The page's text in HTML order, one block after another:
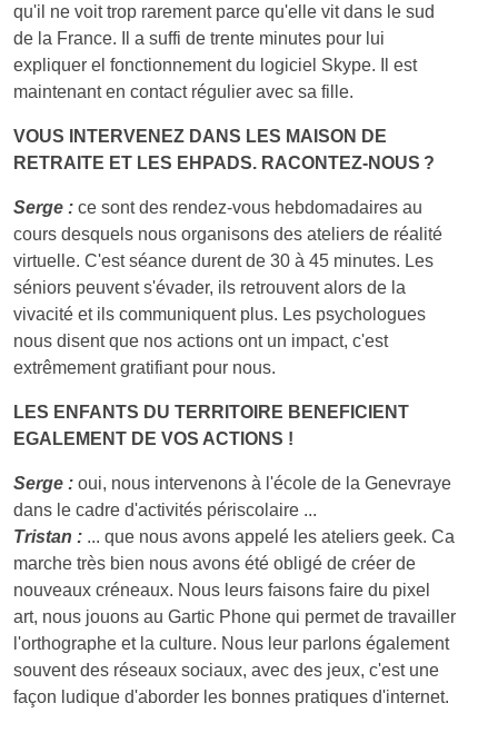
qu'il ne voit trop rarement parce qu'elle vit dans le sud
de la France. Il a suffi de trente minutes pour lui
expliquer el fonctionnement du logiciel Skype. Il est
maintenant en contact régulier avec sa fille.
VOUS INTERVENEZ DANS LES MAISON DE
RETRAITE ET LES EHPADS. RACONTEZ-NOUS ?
Serge : ce sont des rendez-vous hebdomadaires au
cours desquels nous organisons des ateliers de réalité
virtuelle. C'est séance durent de 30 à 45 minutes. Les
séniors peuvent s'évader, ils retrouvent alors de la
vivacité et ils communiquent plus. Les psychologues
nous disent que nos actions ont un impact, c'est
extrêmement gratifiant pour nous.
LES ENFANTS DU TERRITOIRE BENEFICIENT
EGALEMENT DE VOS ACTIONS !
Serge : oui, nous intervenons à l'école de la Genevraye
dans le cadre d'activités périscolaire ...
Tristan : ... que nous avons appelé les ateliers geek. Ca
marche très bien nous avons été obligé de créer de
nouveaux créneaux. Nous leurs faisons faire du pixel
art, nous jouons au Gartic Phone qui permet de travailler
l'orthographe et la culture. Nous leur parlons également
souvent des réseaux sociaux, avec des jeux, c'est une
façon ludique d'aborder les bonnes pratiques d'internet.